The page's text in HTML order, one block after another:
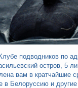
подводников по
остров, 5
вам в кратчайшие
в Белоруссию и